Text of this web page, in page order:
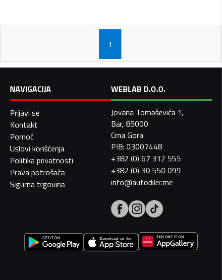
1
NAVIGACIJA
Prijavi se
Kontakt
Pomoć
Uslovi korišćenja
Politika privatnosti
Prava potrošača
Sigurna trgovina
WEBLAB D.O.O.
Jovana Tomaševića 1,
Bar, 85000
Crna Gora
PIB: 03007448
+382 (0) 67 312 555
+382 (0) 30 550 099
info@autodiler.me